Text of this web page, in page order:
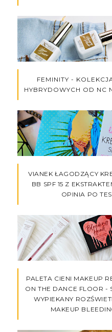
FEMINITY -
HYBRYDOWYCH OD NC
VIANEK ŁAGODZĄCY
BB SPF 15 Z
OPINIA PO
PALETA CIENI MAKEUP
ON THE DANCE FLOOR -
WYPIEKANY
MAKEUP